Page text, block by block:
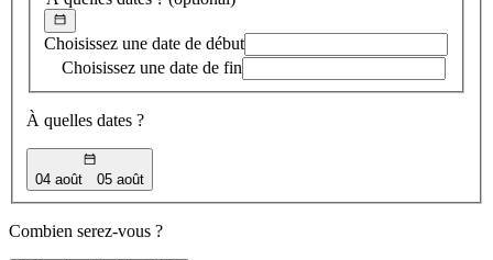
Choisissez une date de début
Choisissez une date de fin
À quelles dates ?
04 août 05 août
Combien serez-vous ?